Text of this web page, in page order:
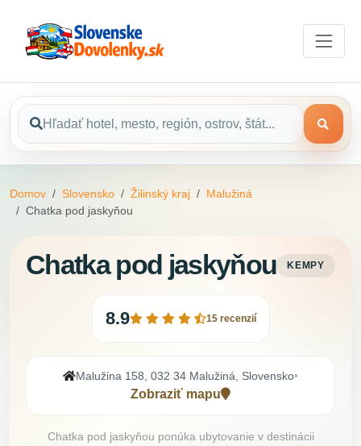
Domov Slovensko Žilinský kraj
Malužiná
Chatka pod jaskyňou
Chatka pod jaskyňou KEMPY
8.9 15 recenzií
Malužina 158, 032 34 Malužiná, Slovensko•
Zobraziť mapu
Chatka pod jaskyňou ponúka ubytovanie v destinácii